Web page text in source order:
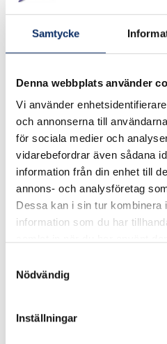
Samtycke
Denna webbplats använder
Vi använder
och annonserna till
för sociala medier och
vidarebefordrar även sådana
information från din enhet till
annons- och analysföretag
Dessa kan i sin tur kombinera
information som du har
Nödvändig
Inställningar
VäljYtbehandling
Välj Ytbehandling
VäljLängd
Välj Längd